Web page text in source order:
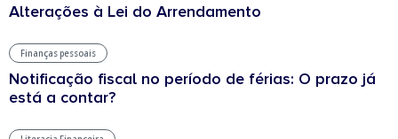
Alterações à Lei do Arrendamento
Finanças pessoais
Notificação fiscal no período de férias: O prazo já
está a contar?